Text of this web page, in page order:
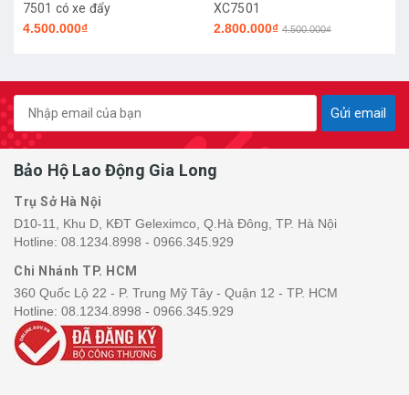
7501 có xe đẩy
4.500.000₫
XC7501
2.800.000₫ 4.500.000₫
Gửi email
Bảo Hộ Lao Động Gia Long
Trụ Sở Hà Nội
D10-11, Khu D, KĐT Geleximco, Q.Hà Đông, TP. Hà Nội
Hotline: 08.1234.8998 - 0966.345.929
Chi Nhánh TP. HCM
360 Quốc Lộ 22 - P. Trung Mỹ Tây - Quận 12 - TP. HCM
Hotline: 08.1234.8998 - 0966.345.929